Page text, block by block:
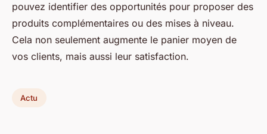
pouvez identifier des opportunités pour proposer des
produits complémentaires ou des mises à niveau.
Cela non seulement augmente le panier moyen de
vos clients, mais aussi leur satisfaction.
Actu